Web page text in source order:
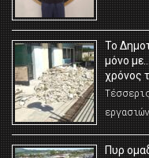
Το
μόνο
χρόνος
Πυρ